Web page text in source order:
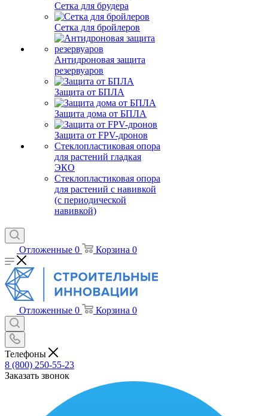
Сетка для брудера
Сетка для бройлеров
Антидроновая защита
резервуаров
Защита от БПЛА
Защита дома от БПЛА
Защита от FPV-дронов
Стеклопластиковая опора
для растений гладкая
ЭКО
Стеклопластиковая опора
для растений с навивкой
(с периодической
навивкой)
Отложенные 0 Корзина 0
Отложенные 0 Корзина 0
Телефоны
8 (800) 250-55-23
Заказать звонок